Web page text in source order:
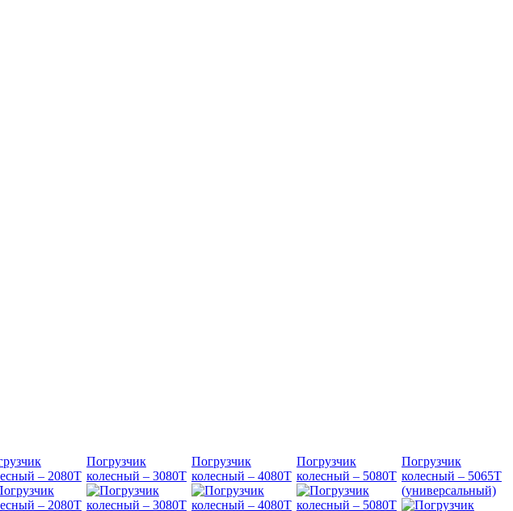
– 2080T
Погрузчик
колесный – 3080T
Погрузчик
колесный – 4080T
Погрузчик
колесный – 5080T
Погрузчик
колесный – 5065T
(универсальный)